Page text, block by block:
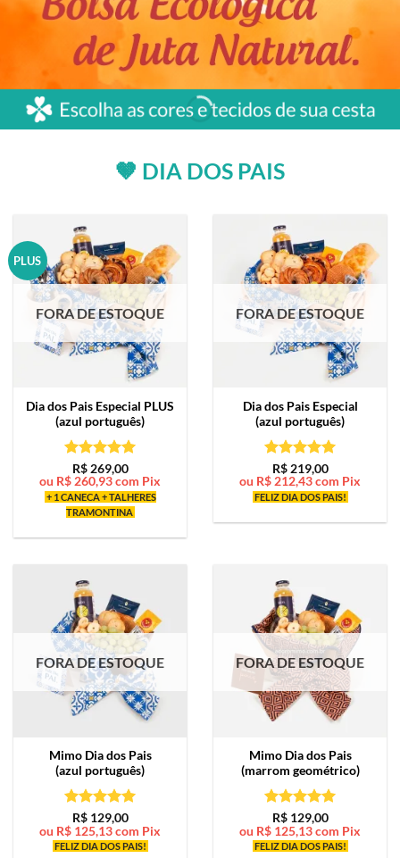
🤎 DIA DOS PAIS
PLUS
FORA DE ESTOQUE
Dia dos Pais Especial PLUS
(azul português)
Avaliação5
de 5
R$269,00
ou R$260,93com Pix
+ 1 CANECA + TALHERES
TRAMONTINA
FORA DE ESTOQUE
Dia dos Pais Especial
(azul português)
Avaliação5
de 5
R$219,00
ou R$212,43com Pix
FELIZ DIA DOS PAIS!
FORA DE ESTOQUE
Mimo Dia dos Pais
(azul português)
Avaliação5
de 5
R$129,00
ou R$ 125,13com Pix
FELIZ DIA DOS PAIS!
FORA DE ESTOQUE
Mimo Dia dos Pais
(marrom geométrico)
Avaliação5
de 5
R$129,00
ou R$ 125,13com Pix
FELIZ DIA DOS PAIS!